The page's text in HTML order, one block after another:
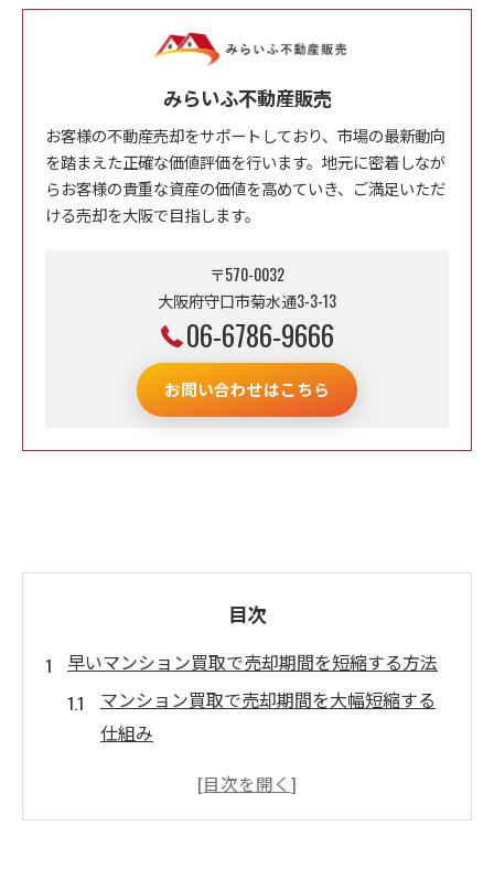
みらいふ不動産販売
お客様の不動産売却をサポートしており、市場の最新動向
を踏まえた正確な価値評価を行います。地元に密着しなが
らお客様の貴重な資産の価値を高めていき、ご満足いただ
ける売却を大阪で目指します。
〒570-0032
大阪府守口市菊水通3-3-13
06-6786-9666
お問い合わせはこちら
目次
早いマンション買取で売却期間を短縮する方法
マンション買取で売却期間を大幅短縮する
仕組み
迅速な売却実現に最適なマンション買取手